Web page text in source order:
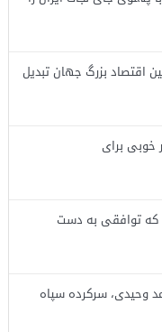
اقتصاد بزرگ جهان تبدیل
خوبی برای
که توافقی به دست
وحیدی، سرکرده سپاه